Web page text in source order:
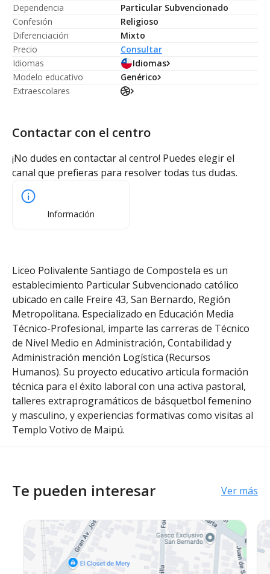
Dependencia
Particular Subvencionado
Confesión
Religioso
Diferenciación
Mixto
Precio
Consultar
Idiomas
Idiomas
Modelo educativo
Genérico
Extraescolares
Contactar con el centro
¡No dudes en contactar al centro! Puedes elegir el
canal que prefieras para resolver todas tus dudas.
Información
Liceo Polivalente Santiago de Compostela es un
establecimiento Particular Subvencionado católico
ubicado en calle Freire 43, San Bernardo, Región
Metropolitana. Especializado en Educación Media
Técnico-Profesional, imparte las carreras de Técnico
de Nivel Medio en Administración, Contabilidad y
Administración mención Logística (Recursos
Humanos). Su proyecto educativo articula formación
técnica para el éxito laboral con una activa pastoral,
talleres extraprogramáticos de básquetbol femenino
y masculino, y experiencias formativas como visitas al
Templo Votivo de Maipú.
Te pueden interesar Ver más